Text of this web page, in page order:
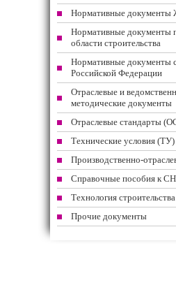
Нормативные
Нормативные документы
области строительства
Нормативные документы
Российской Федерации
Отраслевые и
методические документы
Отраслевые стандарты
Технические условия (ТУ)
Производственно-
Справочные пособия к
Технология строительства
Прочие документы